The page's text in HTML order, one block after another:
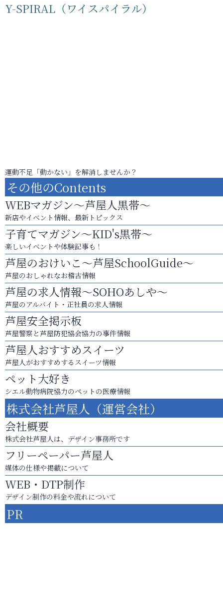
Y-SPIRAL（ワイスパイラル）
運動不足「動かない」を解消しませんか？
その他のContents
WEBマガジン～芦屋人黒帯～
新店やイベント情報、最新トピックス
子育てマガジン～KID's黒帯～
楽しいイベントや体験記事も！
芦屋のおけいこ～芦屋SchoolGuide～
芦屋のおしゃれなお稽古情報
芦屋の求人情報～SOHOあしや～
芦屋のアルバイト・正社員の求人情報
芦屋安全掲示板
芦屋警察と芦屋防犯協会協力の事件情報
芦屋人おすすめスイーツ
芦屋人がおすすめするスイーツ情報
ペット大好き
シエル動物病院協力のペットの医療情報
株式会社芦屋人（運営会社）
会社概要
株式会社芦屋人は、デザイン事務所です
フリーペーパー芦屋人
媒体の仕様や掲載について
WEB・DTP制作
デザイン制作の料金や流れについて
PR